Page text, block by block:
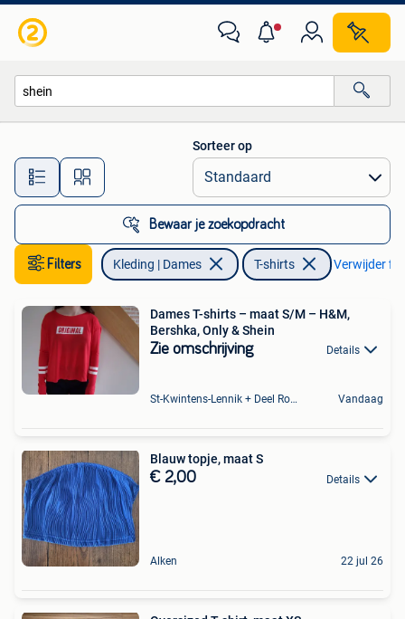
Alle afstanden…
Sorteer op
Bewaar je zoekopdracht
Filters Kleding | Dames T-shirts Verwijder
Dames T-shirts – maat S/M – H&M,
Bershka, Only & Shein
Zie omschrijving Details
St-Kwintens-Lennik + Deel Roosdaal Vandaag
Blauw topje, maat S
€ 2,00 Details
Alken 22 jul 26